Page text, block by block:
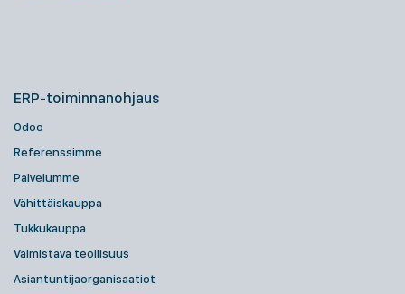
ERP-toiminnanohjaus
Odoo
Referenssimme
Palvelumme
Vähittäiskauppa
Tukkukauppa
Valmistava teollisuus
Asiantuntijaorganisaatiot